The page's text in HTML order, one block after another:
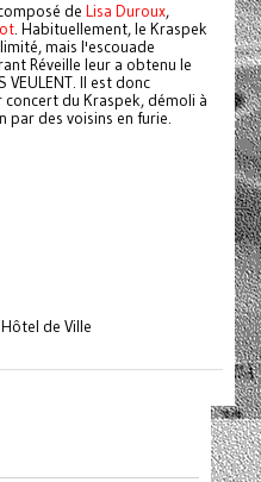
de Lisa Duroux,
. Habituellement, le Kraspek
mais l'escouade
Réveille leur a obtenu le
VEULENT. Il est donc
du Kraspek, démoli à
par des voisins en furie.
de Ville